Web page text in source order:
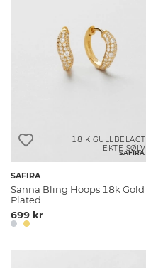
SAFIRA
18 K GULLBELAGT
EKTE SØLV
SAFIRA
Sanna Bling Hoops 18k Gold
Plated
699 kr